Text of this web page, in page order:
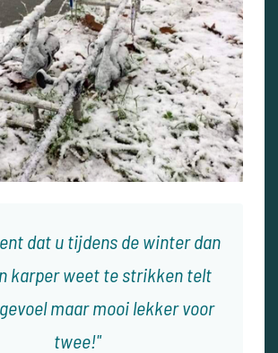
dat u tijdens de winter dan
karper weet te strikken telt
maar mooi lekker voor
twee!